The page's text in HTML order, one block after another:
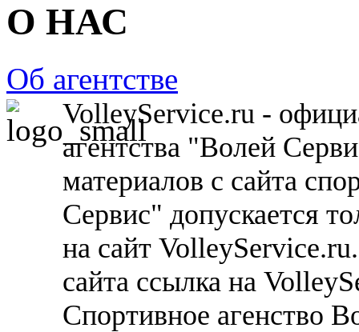
О НАС
Об агентстве
VolleyService.ru -
агентства "Волей
материалов с сайта
Сервис" допускается
на сайт
сайта ссылка на
Спортивное агенство